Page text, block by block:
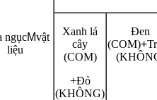
ngụcMvật
liệu
Xanh lá
cây
(COM)
+Đỏ
(KHÔNG)
Đen
(COM)+